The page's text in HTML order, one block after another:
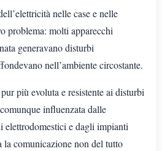
nelle case e nelle
problema: molti apparecchi
generavano disturbi
nell’ambiente circostante.
più evoluta e resistente ai disturbi
influenzata dalle
elettrodomestici e dagli impianti
la comunicazione non del tutto